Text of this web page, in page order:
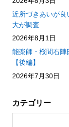
近所づきあいが
大が調査
2026年8月1日
能楽師・桜間右陣
【後編】
2026年7月30日
カテゴリー